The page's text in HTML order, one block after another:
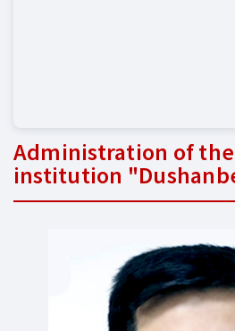
Administration of
institution